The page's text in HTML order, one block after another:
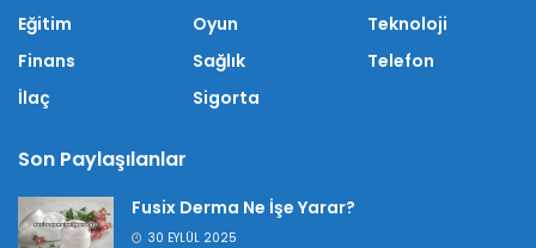
Eğitim
Finans
İlaç
Oyun
Sağlık
Sigorta
Teknoloji
Telefon
Son Paylaşılanlar
Fusix Derma Ne İşe Yarar?
30 EYLÜL 2025